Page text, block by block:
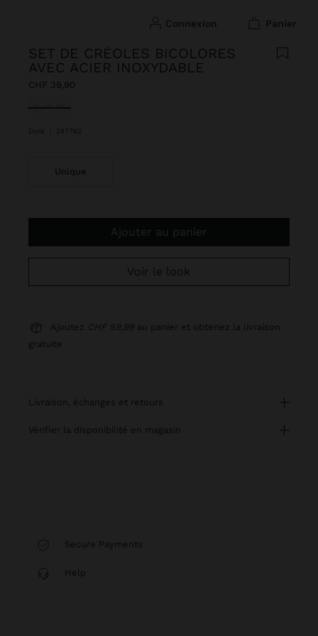
connexion panier
SET DE CRÉOLES BICOLORES
AVEC ACIER INOXYDABLE
CHF 39,90
sélectionné(s)
Doré 247762
Unique
Ajouter au panier
Voir le look
Ajoutez CHF 59,99 au panier et obtenez la livraison
gratuite
livraison, échanges et retours
vérifier la disponibilité en magasin
Secure Payments
Help